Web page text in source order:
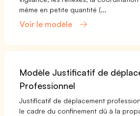
même en petite quantité (...
Voir le modèle
Modèle Justificatif de
Professionnel
Justificatif de déplacement
le cadre du confinement dû à la